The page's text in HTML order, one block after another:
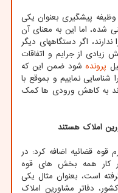
پیشگیری بعنوان یکی
شده، اما این به معنای آن
اگر دستگاههای دیگر
از جرایم و اتفاقات
پرونده شود ضمن این که
شناسایی نماییم و بموقع با
به کاهش ورودی ها کمک
املاک هستند
قوه قضائیه اضافه کرد: در
کار همه بخش های قوه
است، بعنوان مثال یکی
دفاتر مشاورین املاک